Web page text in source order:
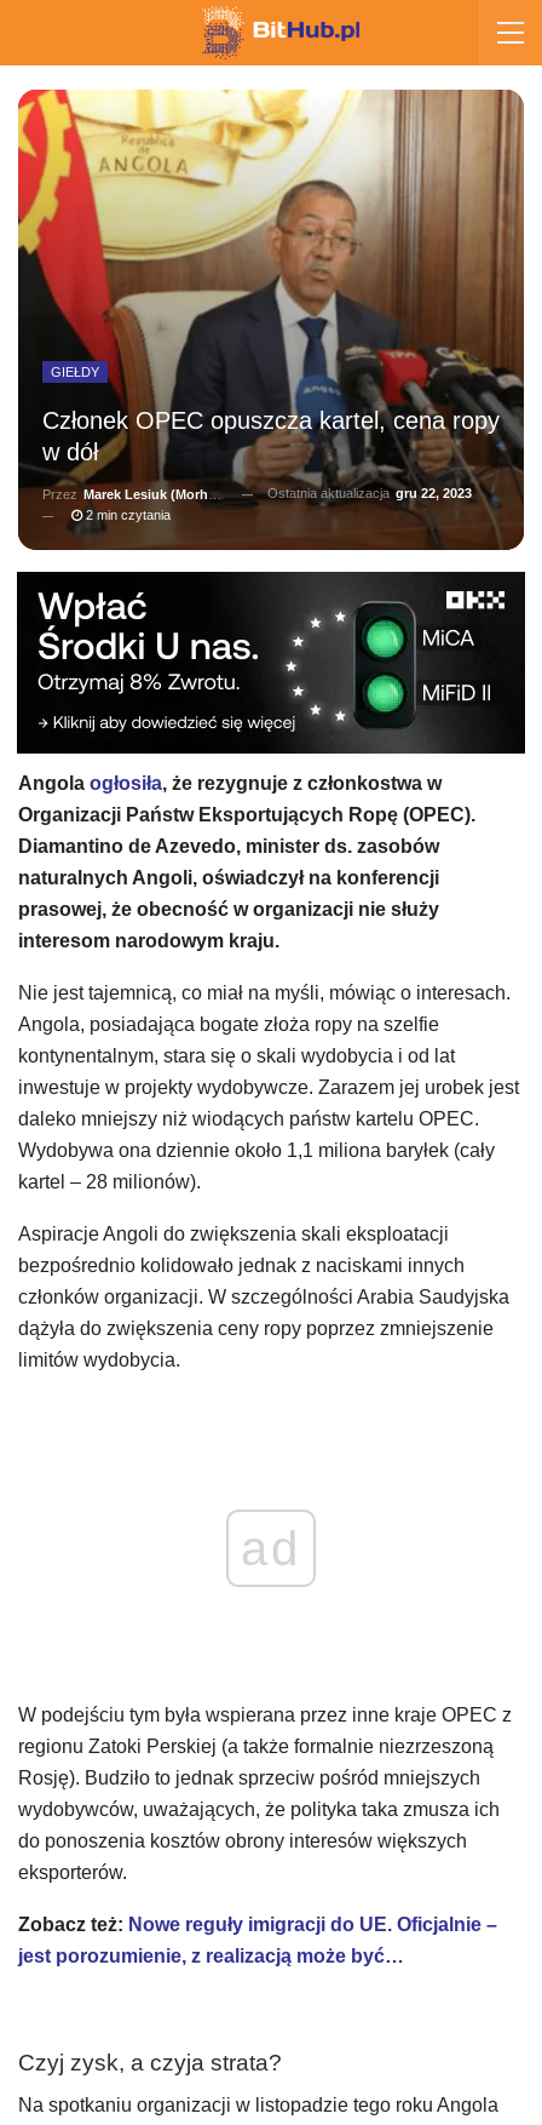
GIEŁDY
Członek OPEC opuszcza kartel, cena ropy
w dół
Przez Marek Lesiuk (Morhainn) Ostatnia aktualizacja gru 22, 2023
2 min czytania
Angola ogłosiła, że rezygnuje z członkostwa w
Organizacji Państw Eksportujących Ropę (OPEC).
Diamantino de Azevedo, minister ds. zasobów
naturalnych Angoli, oświadczył na konferencji
prasowej, że obecność w organizacji nie służy
interesom narodowym kraju.
Nie jest tajemnicą, co miał na myśli, mówiąc o interesach.
Angola, posiadająca bogate złoża ropy na szelfie
kontynentalnym, stara się o skali wydobycia i od lat
inwestuje w projekty wydobywcze. Zarazem jej urobek jest
daleko mniejszy niż wiodących państw kartelu OPEC.
Wydobywa ona dziennie około 1,1 miliona baryłek (cały
kartel – 28 milionów).
Aspiracje Angoli do zwiększenia skali eksploatacji
bezpośrednio kolidowało jednak z naciskami innych
członków organizacji. W szczególności Arabia Saudyjska
dążyła do zwiększenia ceny ropy poprzez zmniejszenie
limitów wydobycia.
ad
W podejściu tym była wspierana przez inne kraje OPEC z
regionu Zatoki Perskiej (a także formalnie niezrzeszoną
Rosję). Budziło to jednak sprzeciw pośród mniejszych
wydobywców, uważających, że polityka taka zmusza ich
do ponoszenia kosztów obrony interesów większych
eksporterów.
Zobacz też: Nowe reguły imigracji do UE. Oficjalnie –
jest porozumienie, z realizacją może być…
Czyj zysk, a czyja strata?
Na spotkaniu organizacji w listopadzie tego roku Angola